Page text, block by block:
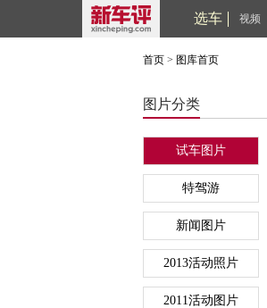
选车 视频
首页 > 图库首页
图片分类
试车图片
特驾游
新闻图片
2013活动照片
2011活动图片